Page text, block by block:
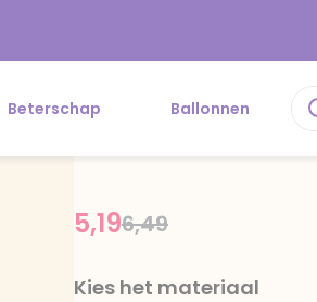
Beterschap Ballonnen
Price reduced
6,49to
5,19
Kies het materiaal